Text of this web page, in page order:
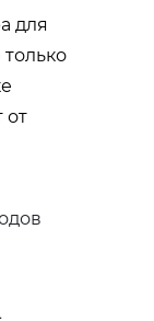
для
от